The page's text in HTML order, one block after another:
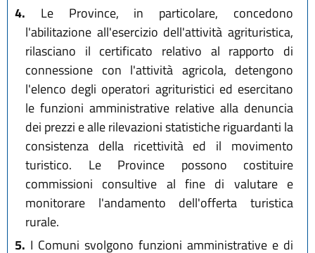
4. Le Province, in particolare, concedono
l'abilitazione all'esercizio dell'attività agrituristica,
rilasciano il certificato relativo al rapporto di
connessione con l'attività agricola, detengono
l'elenco degli operatori agrituristici ed esercitano
le funzioni amministrative relative alla denuncia
dei prezzi e alle rilevazioni statistiche riguardanti la
consistenza della ricettività ed il movimento
turistico. Le Province possono costituire
commissioni consultive al fine di valutare e
monitorare l'andamento dell'offerta turistica
rurale.
5. I Comuni svolgono funzioni amministrative e di